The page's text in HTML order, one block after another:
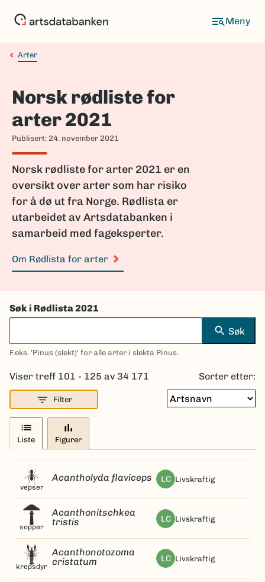
Meny
Navigasjonssti
Arter
Norsk rødliste for
arter 2021
Publisert: 24. november 2021
Norsk rødliste for arter 2021 er en
oversikt over arter som har risiko
for å dø ut fra Norge. Rødlista er
utarbeidet av Artsdatabanken i
samarbeid med fageksperter.
Om Rødlista for arter
Søk i Rødlista 2021
search Søk
F.eks. 'Pinus (slekt)' for alle arter i slekta Pinus.
Viser treff 101 - 125 av 34 171 Sorter etter:
filter_list Filter
list
Liste
bar_chart
Figurer
vepser
Acantholyda flaviceps LC livskraftig
sopper
Acanthonitschkea
tristis
LC livskraftig
krepsdyr
Acanthonotozoma
cristatum
LC livskraftig